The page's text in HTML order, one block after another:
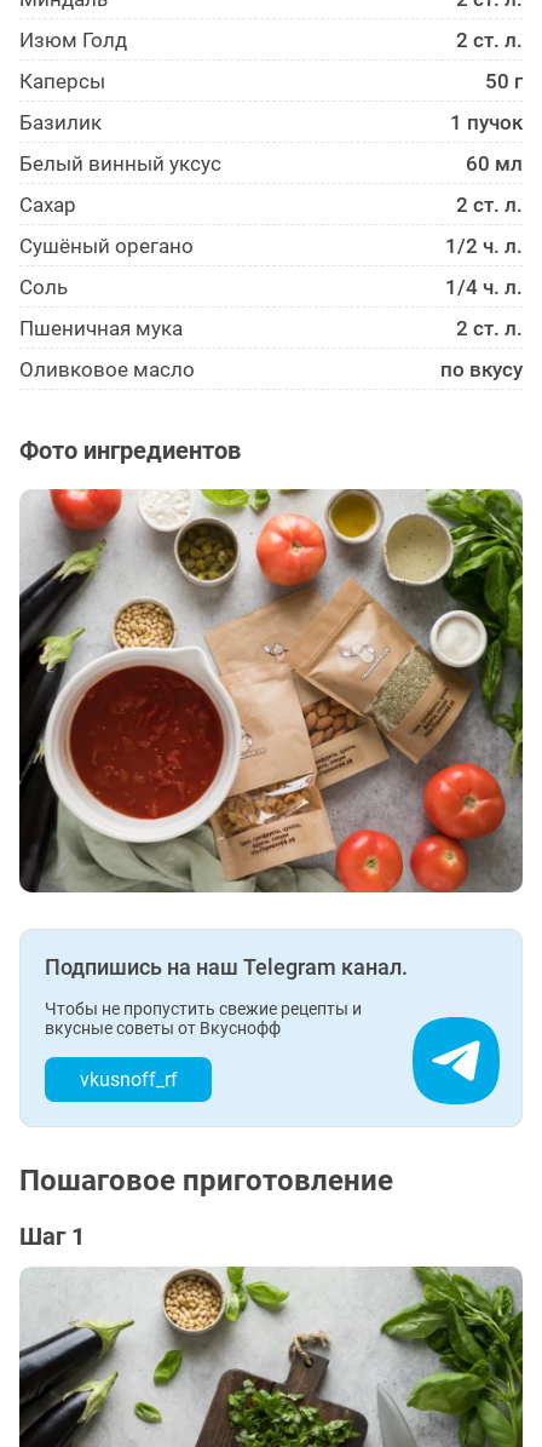
Изюм Голд
2 ст. л.
Каперсы
50 г
Базилик
1 пучок
Белый винный уксус
60 мл
Сахар
2 ст. л.
Сушёный орегано
1/2 ч. л.
Соль
1/4 ч. л.
Пшеничная мука
2 ст. л.
Оливковое масло
по вкусу
Фото ингредиентов
Подпишись на наш Telegram канал.
Чтобы не пропустить свежие рецепты и
вкусные советы от Вкуснофф
vkusnoff_rf
Пошаговое приготовление
Шаг 1